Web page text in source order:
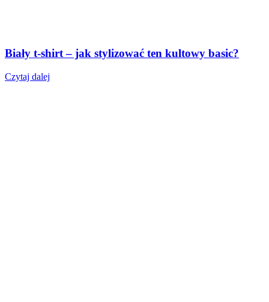
Biały t-shirt – jak stylizować ten kultowy basic?
Czytaj dalej